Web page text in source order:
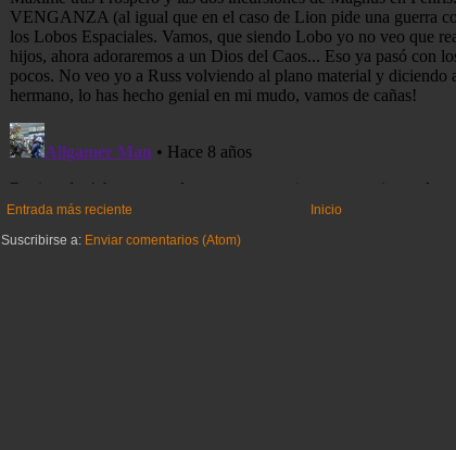
Entrada más reciente
Inicio
Suscribirse a: Enviar comentarios (Atom)